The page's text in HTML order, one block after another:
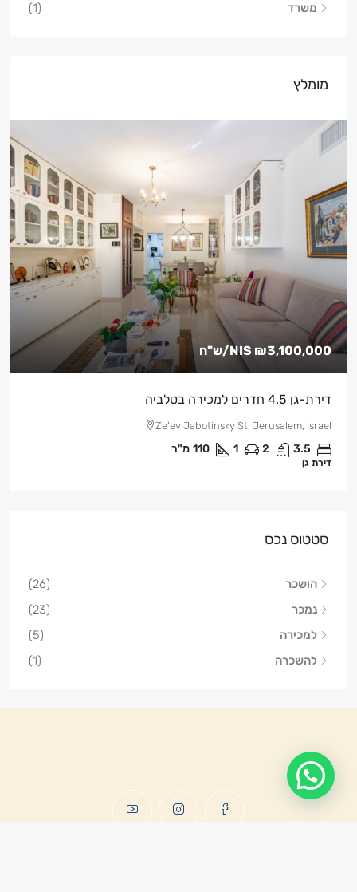
משרד
(1)
מומלץ
NIS ₪3,100,000 /ש"ח
דירת-גן 4.5 חדרים למכירה בטלביה
Ze'ev Jabotinsky St, Jerusalem, Israel
3.5
2
1
110 מ"ר
דירת גן
סטטוס נכס
הושכר
(26)
נמכר
(23)
למכירה
(5)
להשכרה
(1)